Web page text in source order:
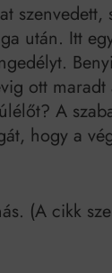
Az ördög még
a világot
a bevált
szenvedett,
után. Itt
ott
A
hogy a
(A cikk